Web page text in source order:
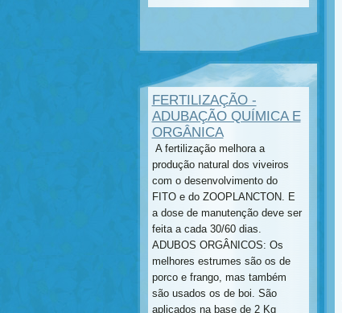
FERTILIZAÇÃO -
ADUBAÇÃO QUÍMICA E
ORGÂNICA
A fertilização melhora a
produção natural dos viveiros
com o desenvolvimento do
FITO e do ZOOPLANCTON. E
a dose de manutenção deve ser
feita a cada 30/60 dias.
ADUBOS ORGÂNICOS: Os
melhores estrumes são os de
porco e frango, mas também
são usados os de boi. São
aplicados na base de 2 Kg